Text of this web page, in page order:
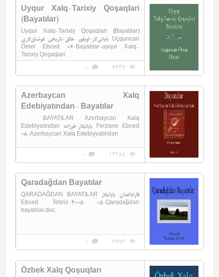
Uyqur Xalq-Tarixiy Qoşaqlari
(Bayatılar)
Uyqur Xalq-Tarixiy Qoşaqlari (Bayatılar)
بایاتی‌لار-اویقور خالق-تاریخی قوشاق‌لاری Uçquncan
Ömer Ebced 06-Bayatılar-uyqur Xalq-
Tarixiy Qoşaqlari
7437
0
Azerbaycan Xalq
Edebiyatından- Bayatılar
BAYATILAR Azerbaycan Xalq
Edebiyatından بایاتیلار-فرزانه Ferzane Ebced
08-Azerbaycan Xalq Edebiyyatından
12288
0
Qaradağdan Bayatılar
QARADAĞDAN BAYATILAR قاراداغدان بایاتیلار
Ebced Tebriz-2005 05-Qaradağdan
bayatılar.doc
6776
0
Özbek Xalq Qoşuqları